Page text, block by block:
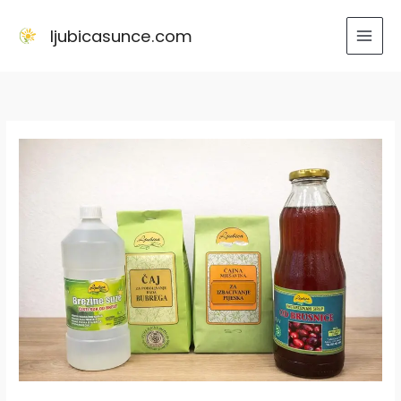
ljubicasunce.com